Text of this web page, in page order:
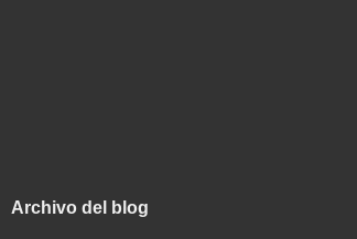
Archivo del blog